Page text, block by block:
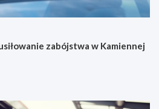
zabójstwa w Kamiennej